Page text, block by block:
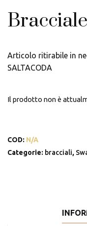
Articolo ritirabile in
SALTACODA
Il prodotto non è
COD: N/A
Categorie: bracciali,